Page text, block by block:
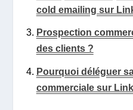
cold emailing sur
Prospection
des clients ?
Pourquoi déléguer
commerciale sur